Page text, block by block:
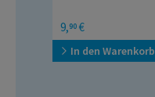
Ein Selbsthilfebuch
9,90 €
In den Warenkorb